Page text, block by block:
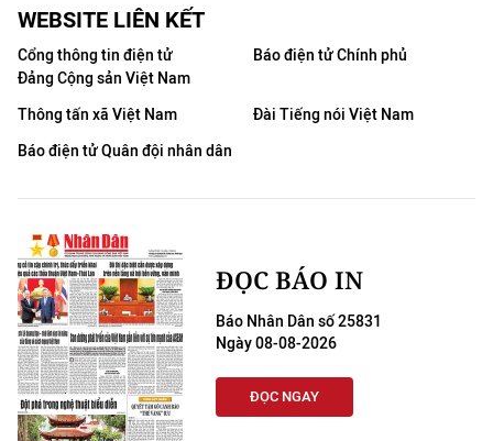
WEBSITE LIÊN KẾT
Cổng thông tin điện tử
Đảng Cộng sản Việt Nam
Báo điện tử Chính phủ
Thông tấn xã Việt Nam
Đài Tiếng nói Việt Nam
Báo điện tử Quân đội nhân dân
ĐỌC BÁO IN
Báo Nhân Dân số 25831
Ngày 08-08-2026
ĐỌC NGAY